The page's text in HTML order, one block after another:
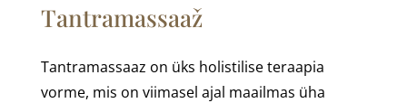
Tantramassaaž
Tantramassaaz on üks holistilise teraapia
vorme, mis on viimasel ajal maailmas üha